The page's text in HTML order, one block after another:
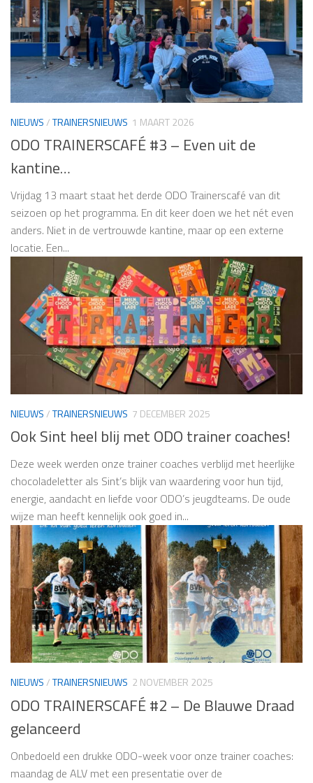
NIEUWS/TRAINERSNIEUWS 1 MAART 2026
ODO TRAINERSCAFÉ #3 – Even uit de
kantine…
Vrijdag 13 maart staat het derde ODO Trainerscafé van dit
seizoen op het programma. En dit keer doen we het nét even
anders. Niet in de vertrouwde kantine, maar op een externe
locatie. Een...
NIEUWS/TRAINERSNIEUWS 7 DECEMBER 2025
Ook Sint heel blij met ODO trainer coaches!
Deze week werden onze trainer coaches verblijd met heerlijke
chocoladeletter als Sint’s blijk van waardering voor hun tijd,
energie, aandacht en liefde voor ODO’s jeugdteams. De oude
wijze man heeft kennelijk ook goed in...
NIEUWS/TRAINERSNIEUWS 2 NOVEMBER 2025
ODO TRAINERSCAFÉ #2 – De Blauwe Draad
gelanceerd
Onbedoeld een drukke ODO-week voor onze trainer coaches:
maandag de ALV met een presentatie over de